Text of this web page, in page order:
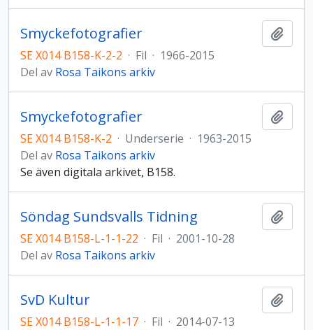
Smyckefotografier
SE X014 B158-K-2-2 · Fil · 1966-2015
Del av Rosa Taikons arkiv
Smyckefotografier
SE X014 B158-K-2 · Underserie · 1963-2015
Del av Rosa Taikons arkiv
Se även digitala arkivet, B158.
Söndag Sundsvalls Tidning
SE X014 B158-L-1-1-22 · Fil · 2001-10-28
Del av Rosa Taikons arkiv
SvD Kultur
SE X014 B158-L-1-1-17 · Fil · 2014-07-13